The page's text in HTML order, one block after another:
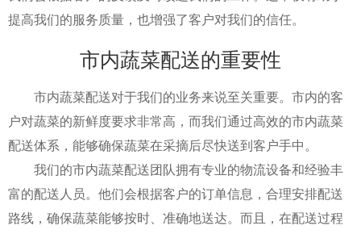
提高我们的服务质量，也增强了客户对我们的信任。
市内蔬菜配送的重要性
市内蔬菜配送对于我们的业务来说至关重要。市内的客
户对蔬菜的新鲜度要求非常高，而我们通过高效的市内蔬菜
配送体系，能够确保蔬菜在采摘后尽快送到客户手中。
我们的市内蔬菜配送团队拥有专业的物流设备和经验丰
富的配送人员。他们会根据客户的订单信息，合理安排配送
路线，确保蔬菜能够按时、准确地送达。而且，在配送过程